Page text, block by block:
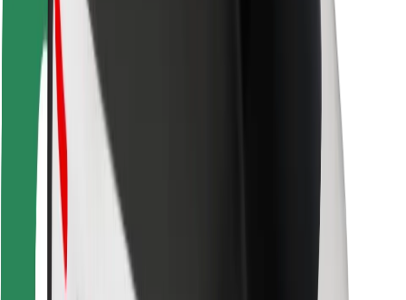
Dónde estamos
Soluciones para las ciudades
Aeropuertos
Estaciones de carga de Bolt
Soporte
Para usuarios
Para conductores
Para repartidores
Bolt Food